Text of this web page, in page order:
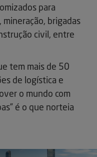
para
mineração, brigadas
civil, entre
tem mais de 50
de logística e
o mundo com
é o que norteia